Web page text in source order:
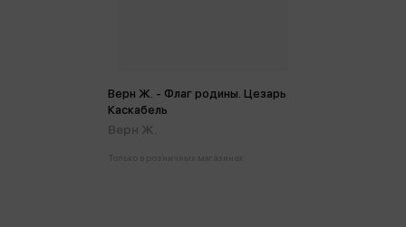
Верн Ж. - Флаг родины. Цезарь
Каскабель
Верн Ж.